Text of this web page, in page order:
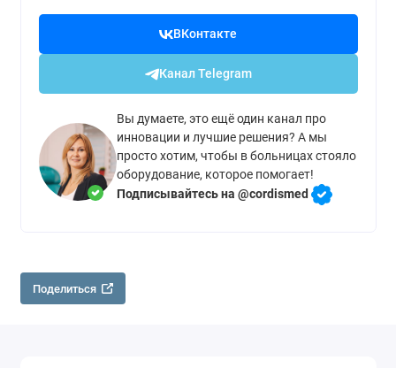
ВКонтакте
Канал Telegram
Вы думаете, это ещё один канал про
инновации и лучшие решения? А мы
просто хотим, чтобы в больницах стояло
оборудование, которое помогает!
Подписывайтесь на @cordismed
Поделиться